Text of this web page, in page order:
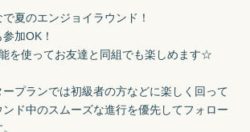
夏のエンジョイラウンド！
加OK！
を使ってお友達と同組でも楽しめます☆
プランでは初級者の方などに楽しく回って
ド中のスムーズな進行を優先してフォロー